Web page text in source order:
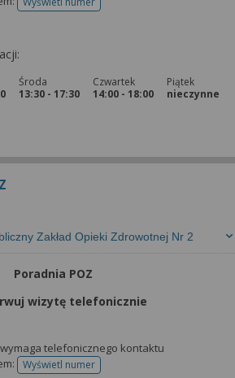
telefonu do rejestracji
Środa
13:30 - 17:30
Czwartek
14:00 - 18:00
Piątek
nieczynne
Zakład Opieki Zdrowotnej Nr 2
Poradnia POZ
wizytę telefonicznie
telefonicznego kontaktu
Wyświetl numertelefonu do rejestracji